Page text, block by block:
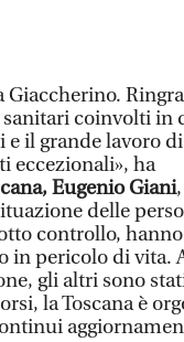
Giaccherino.
coinvolti in
il grande lavoro
eccezionali», ha
Eugenio Giani
delle
controllo, hanno
in pericolo di vita.
gli altri sono
la Toscana è